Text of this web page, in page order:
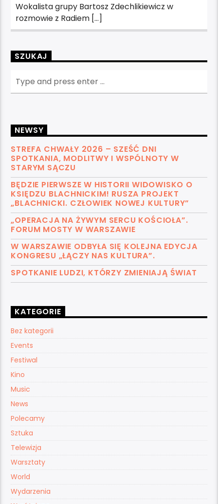
Wokalista grupy Bartosz Zdechlikiewicz w
rozmowie z Radiem […]
SZUKAJ
NEWSY
STREFA CHWAŁY 2026 – SZEŚĆ DNI
SPOTKANIA, MODLITWY I WSPÓLNOTY W
STARYM SĄCZU
BĘDZIE PIERWSZE W HISTORII WIDOWISKO O
KSIĘDZU BLACHNICKIM! RUSZA PROJEKT
„BLACHNICKI. CZŁOWIEK NOWEJ KULTURY”
„OPERACJA NA ŻYWYM SERCU KOŚCIOŁA”.
FORUM MOSTY W WARSZAWIE
W WARSZAWIE ODBYŁA SIĘ KOLEJNA EDYCJA
KONGRESU „ŁĄCZY NAS KULTURA”.
SPOTKANIE LUDZI, KTÓRZY ZMIENIAJĄ ŚWIAT
KATEGORIE
Bez kategorii
Events
Festiwal
Kino
Music
News
Polecamy
Sztuka
Telewizja
Warsztaty
World
Wydarzenia